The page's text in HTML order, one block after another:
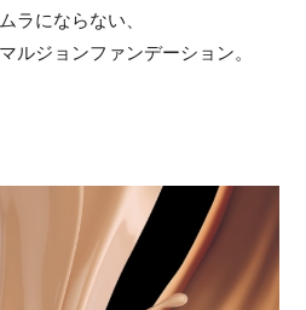
ラにならない、
ルジョンファンデーション。